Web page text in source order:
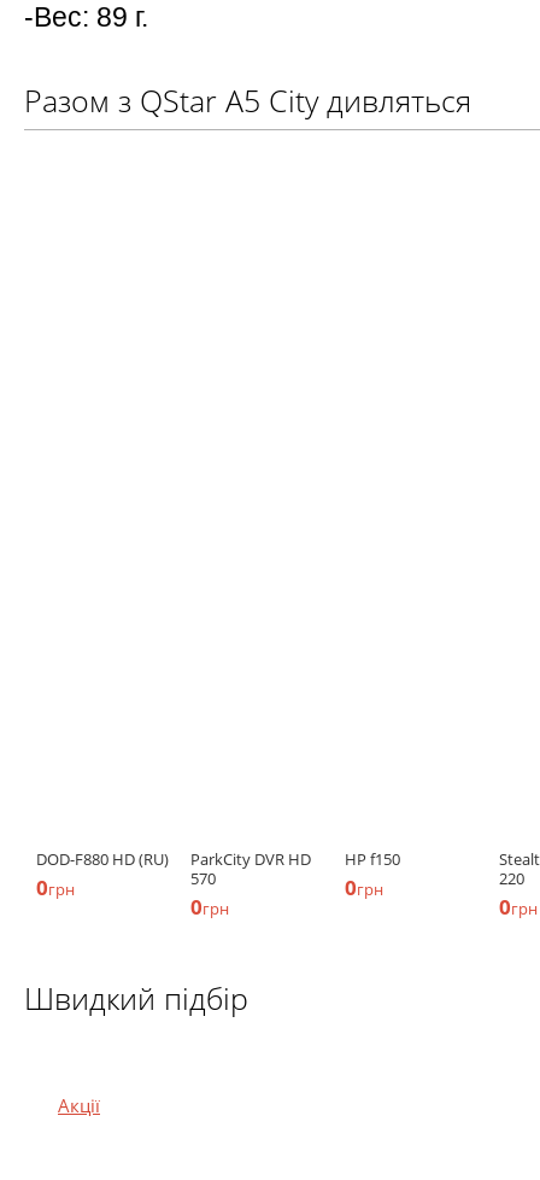
-Вес: 89 г.
Разом з QStar A5 City дивляться
DOD-F880 HD (RU)
0грн
ParkCity DVR HD
570
0грн
HP f150
0грн
220
0грн
Швидкий підбір
Акції